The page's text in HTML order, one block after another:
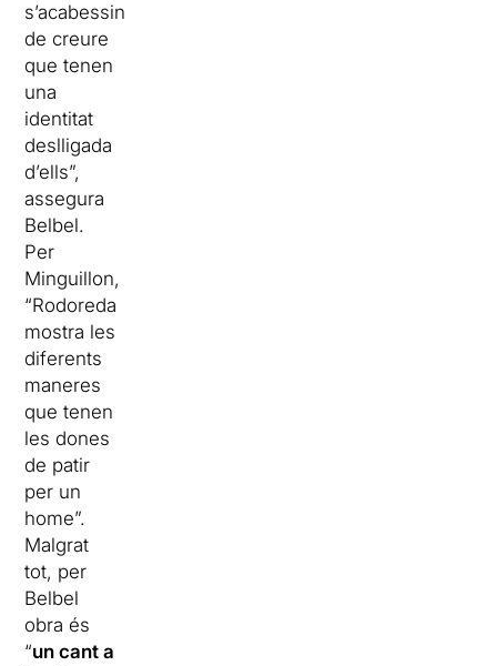
s’acabessin
de creure
que tenen
una
identitat
deslligada
d’ells”,
assegura
Belbel.
Per
Minguillon,
“Rodoreda
mostra les
diferents
maneres
que tenen
les dones
de patir
per un
home”.
Malgrat
tot, per
Belbel
obra és
“un cant a